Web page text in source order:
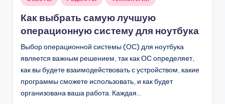
Как выбрать самую лучшую
операционную систему для ноутбука
Выбор операционной системы (ОС) для ноутбука
является важным решением, так как ОС определяет,
как вы будете взаимодействовать с устройством, какие
программы сможете использовать, и как будет
организована ваша работа. Каждая…